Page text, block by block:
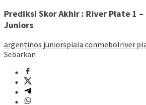
Prediksi Skor Akhir : River Plate 1
Juniors
argentinos juniorspiala conmebolriver
Sebarkan